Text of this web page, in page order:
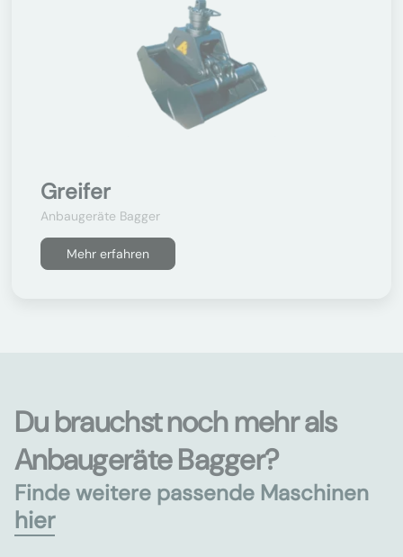
Greifer
Anbaugeräte Bagger
Mehr erfahren
Du brauchst noch mehr als
Anbaugeräte Bagger?
Finde weitere passende Maschinen
hier